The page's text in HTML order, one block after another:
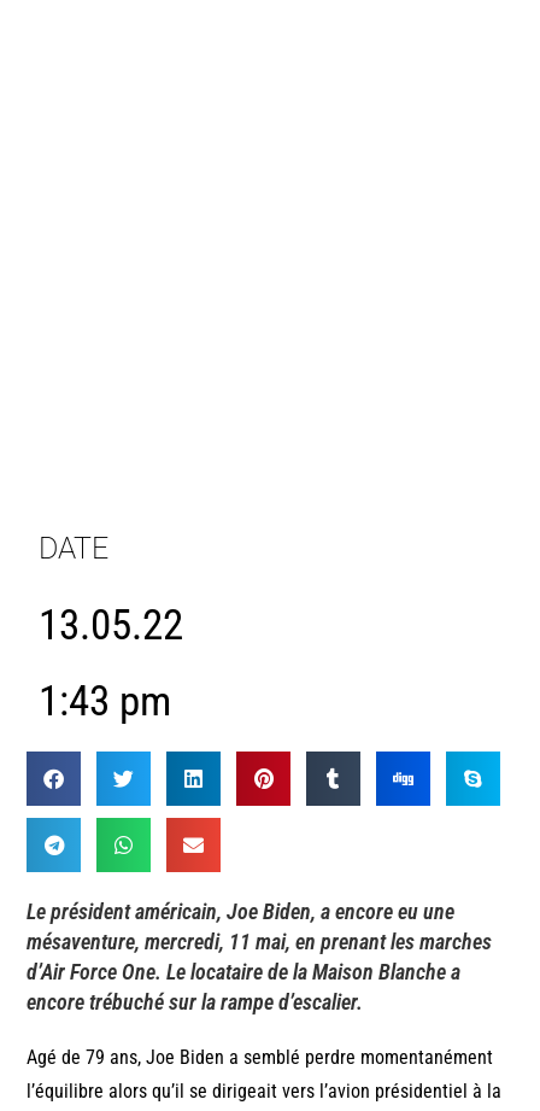
DATE
13.05.22
1:43 pm
Le président américain, Joe Biden, a encore eu une
mésaventure, mercredi, 11 mai, en prenant les marches
d’Air Force One. Le locataire de la Maison Blanche a
encore trébuché sur la rampe d’escalier.
Agé de 79 ans, Joe Biden a semblé perdre momentanément
l’équilibre alors qu’il se dirigeait vers l’avion présidentiel à la